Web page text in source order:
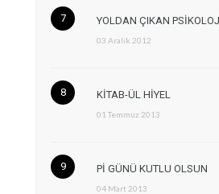
YOLDAN ÇIKAN
03 Aralık 2012
KİTAB-ÜL HİYEL
01 Temmuz 2013
Pİ GÜNÜ KUTLU OLSUN
04 Mart 2013